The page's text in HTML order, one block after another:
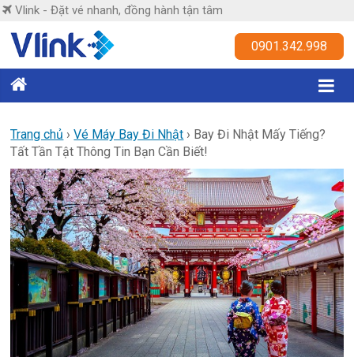
Skip
content
Vlink - Đặt vé nhanh, đồng hành tận tâm
Vlink
nhanh,
đồng
hành
tận
tâm
0901.342.998
Trang chủ ›Vé Máy Bay Đi Nhật › Bay Đi Nhật Mấy Tiếng?
Tất Tần Tật Thông Tin Bạn Cần Biết!